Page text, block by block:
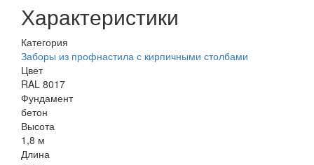
Характеристики
Категория
Заборы из профнастила с кирпичными столбами
Цвет
RAL 8017
Фундамент
бетон
Высота
1,8 м
Длина